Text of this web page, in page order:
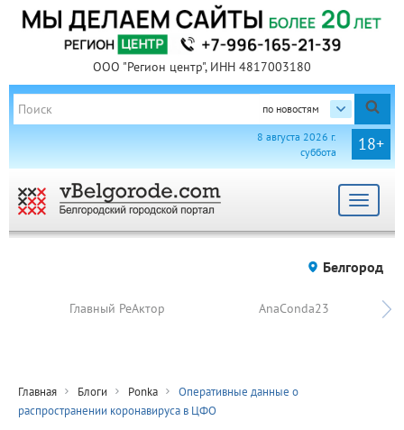
ООО "Регион центр", ИНН 4817003180
по новостям
18+
8 августа 2026 г.
суббота
Toggle
Белгород
Главный РеАктор AnaConda23
Главная Блоги Ponka
Оперативные данные о
распространении коронавируса в ЦФО